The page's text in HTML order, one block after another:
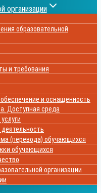
организации
образовательной
и требования
и оснащенность
Доступная среда
(перевода) обучающихся
обучающихся
организации